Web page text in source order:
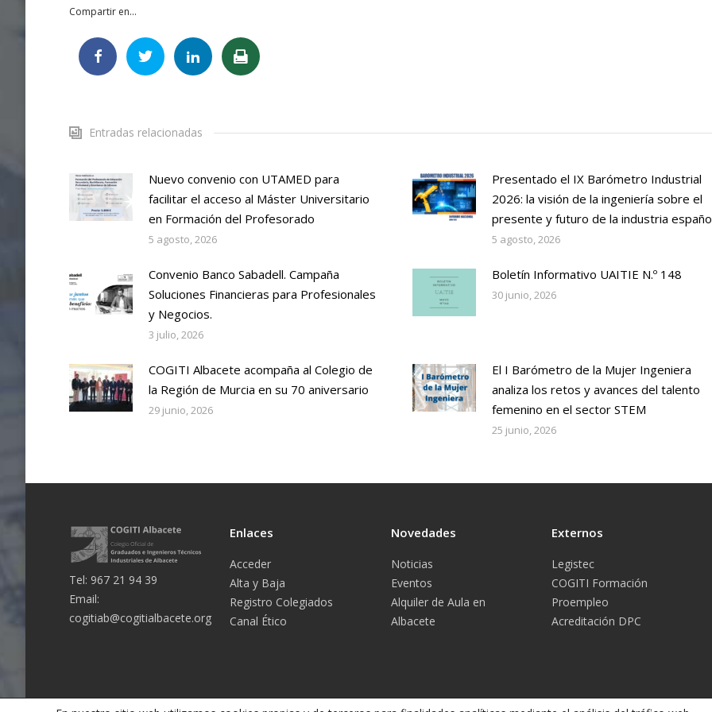
Compartir en...
Entradas relacionadas
Nuevo convenio con UTAMED para
facilitar el acceso al Máster Universitario
en Formación del Profesorado
5 agosto, 2026
Presentado el IX Barómetro Industrial
2026: la visión de la ingeniería sobre el
presente y futuro de la industria
5 agosto, 2026
Convenio Banco Sabadell. Campaña
Soluciones Financieras para Profesionales
y Negocios.
3 julio, 2026
Boletín Informativo UAITIE N.º 148
30 junio, 2026
COGITI Albacete acompaña al Colegio de
la Región de Murcia en su 70 aniversario
29 junio, 2026
El I Barómetro de la Mujer Ingeniera
analiza los retos y avances del talento
femenino en el sector STEM
25 junio, 2026
Tel: 967 21 94 39
Email:
cogitiab@cogitialbacete.org
Enlaces
Acceder
Alta y Baja
Registro Colegiados
Canal Ético
Novedades
Noticias
Eventos
Alquiler de Aula en
Albacete
Externos
Legistec
COGITI Formación
Proempleo
Acreditación DPC